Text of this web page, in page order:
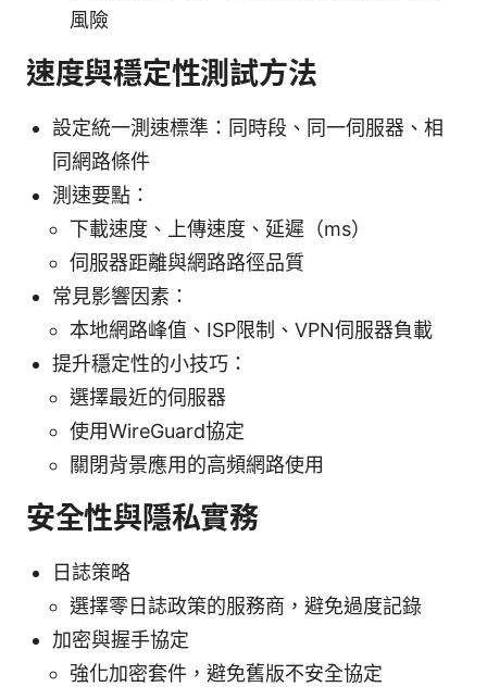
風險
速度與穩定性測試方法
設定統一測速標準：同時段、同一伺服器、相
同網路條件
測速要點：
下載速度、上傳速度、延遲（ms）
伺服器距離與網路路徑品質
常見影響因素：
本地網路峰值、ISP限制、VPN伺服器負載
提升穩定性的小技巧：
選擇最近的伺服器
使用WireGuard協定
關閉背景應用的高頻網路使用
安全性與隱私實務
日誌策略
選擇零日誌政策的服務商，避免過度記錄
加密與握手協定
強化加密套件，避免舊版不安全協定